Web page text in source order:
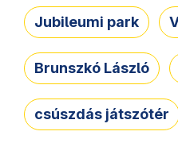
Jubileumi park
Brunszkó László
csúszdás játszótér